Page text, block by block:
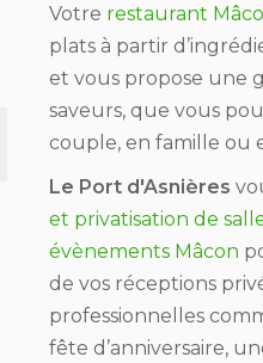
Votre restaurant
plats à partir
et vous propose une
saveurs, que vous
couple, en famille ou
Le Port d'Asnières
et privatisation de
évènements Mâcon
de vos réceptions
professionnelles
fête d’anniversaire,